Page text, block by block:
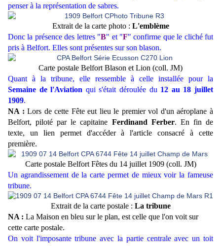
penser à la représentation de sabres.
Extrait de la carte photo : L'emblème
Donc la présence des lettres "B" et "F" confirme que le cliché fut
pris à Belfort. Elles sont présentes sur son blason.
Carte postale Belfort Blason et Lion (coll. JM)
Quant à la tribune, elle ressemble à celle installée pour la
Semaine de l'Aviation qui s'était déroulée du 12 au 18 juillet
1909.
NA : Lors de cette Fête eut lieu le premier vol d'un aéroplane à
Belfort, piloté par le capitaine Ferdinand Ferber. En fin de
texte, un lien permet d'accéder à l'article consacré à cette
première.
Carte postale Belfort Fêtes du 14 juillet 1909 (coll. JM)
Un agrandissement de la carte permet de mieux voir la fameuse
tribune.
Extrait de la carte postale : La tribune
NA : La Maison en bleu sur le plan, est celle que l'on voit sur
cette carte postale.
On voit l'imposante tribune avec la partie centrale avec un toit